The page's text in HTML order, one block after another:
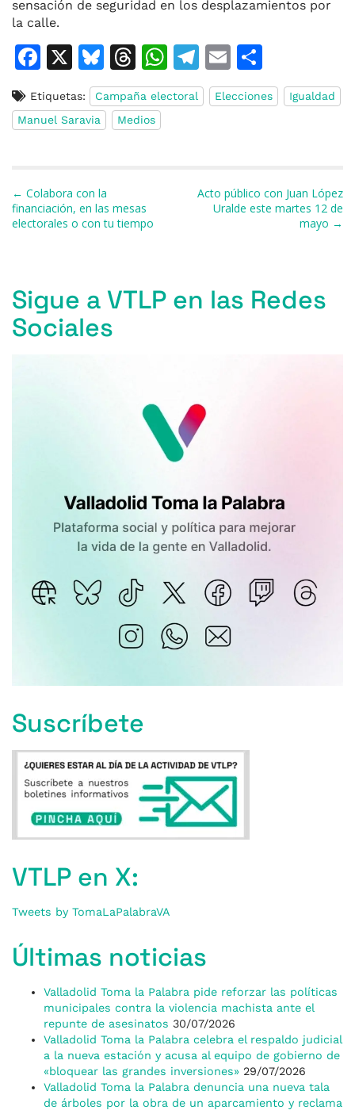
sensación de seguridad en los desplazamientos por
la calle.
F
c
e
o
o
k
X
Bl
u
e
s
y
T
h
re
a
W
h
at
T
el
e
m
E
m
ai
o
m
ti
r
Etiquetas: Campaña electoral Elecciones
Igualdad
Manuel Saravia
Medios
Navegación de entradas
← Colabora con la
financiación, en las mesas
electorales o con tu tiempo
Acto público con Juan López
Uralde este martes 12 de
mayo →
Sigue a VTLP en las Redes
Sociales
Suscríbete
VTLP en X:
Tweets by TomaLaPalabraVA
Últimas noticias
Valladolid Toma la Palabra pide reforzar las políticas
municipales contra la violencia machista ante el
repunte de asesinatos 30/07/2026
Valladolid Toma la Palabra celebra el respaldo judicial
a la nueva estación y acusa al equipo de gobierno de
«bloquear las grandes inversiones» 29/07/2026
Valladolid Toma la Palabra denuncia una nueva tala
de árboles por la obra de un aparcamiento y reclama